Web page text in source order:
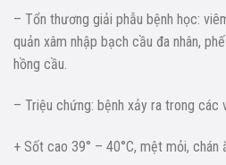
– Tổn thương giải phẫu bệnh học:
quản xâm nhập bạch cầu đa nhân,
hồng cầu.
– Triệu chứng: bệnh xảy ra trong các
+ Sốt cao 39° – 40°C, mệt mỏi, chán